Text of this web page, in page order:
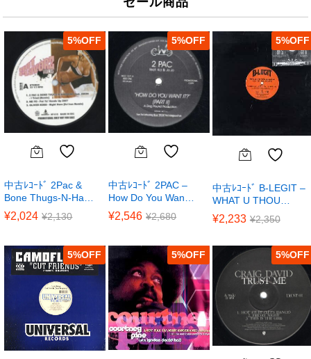
5%
中古ﾚｺｰﾄﾞ 2Pac &
Bone Thugs-N-Ha…
¥2,024 ¥2,130
5%
中古ﾚｺｰﾄﾞ 2PAC –
How Do You Wan…
¥2,546 ¥2,680
5%
中古ﾚｺｰﾄﾞ B-LEGIT –
WHAT U THOU…
¥2,233 ¥2,350
5% 5% 5%